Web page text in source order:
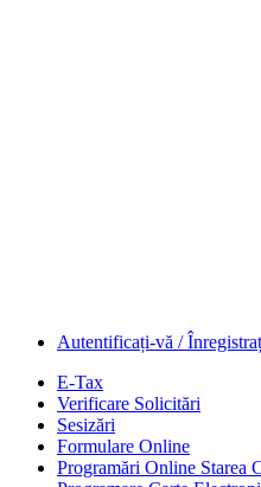
Autentificați-vă /
E-Tax
Verificare Solicitări
Sesizări
Formulare Online
Programări Online Starea